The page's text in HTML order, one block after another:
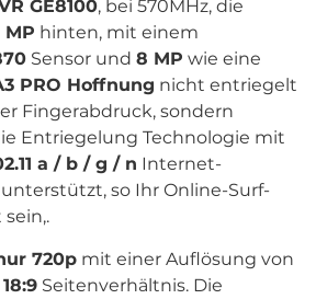
GE8100, bei 570MHz, die
MP hinten, mit einem
Sensor und 8 MP wie eine
PRO Hoffnung nicht entriegelt
Fingerabdruck, sondern
Entriegelung Technologie mit
a / b / g / n Internet-
so Ihr Online-Surf-
720pmit einer Auflösung von
18:9Seitenverhältnis. Die